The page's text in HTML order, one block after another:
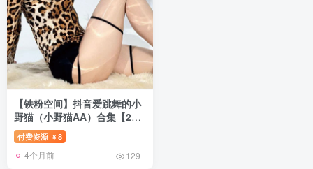
【铁粉空间】抖音爱跳舞的小
野猫（小野猫AA）合集【27P
115V】
付费资源 ¥8
4个月前 129